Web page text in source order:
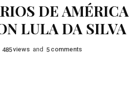
DE AMÉRICA
LULA DA SILVA
485views and 5 comments